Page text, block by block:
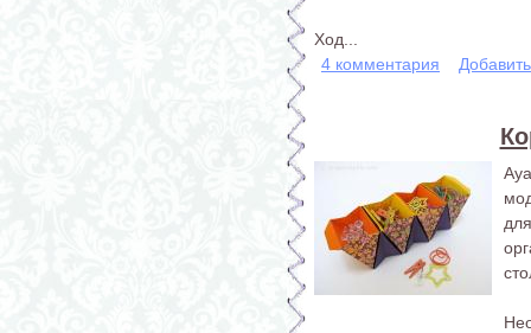
Ход...
4 комментария